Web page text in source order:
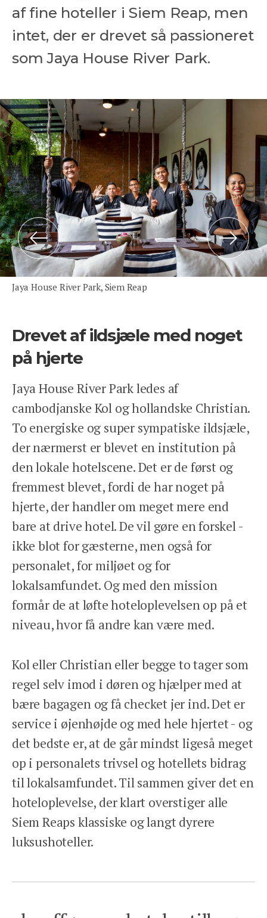
af fine hoteller i Siem Reap, men
intet, der er drevet så passioneret
som Jaya House River Park.
Previous
Jaya House River Park, Siem Reap
Next
Drevet af ildsjæle med noget
på hjerte
Jaya House River Park ledes af
cambodjanske Kol og hollandske Christian.
To energiske og super sympatiske ildsjæle,
der nærmerst er blevet en institution på
den lokale hotelscene. Det er de først og
fremmest blevet, fordi de har noget på
hjerte, der handler om meget mere end
bare at drive hotel. De vil gøre en forskel -
ikke blot for gæsterne, men også for
personalet, for miljøet og for
lokalsamfundet. Og med den mission
formår de at løfte hoteloplevelsen op på et
niveau, hvor få andre kan være med.
Kol eller Christian eller begge to tager som
regel selv imod i døren og hjælper med at
bære bagagen og få checket jer ind. Det er
service i øjenhøjde og med hele hjertet - og
det bedste er, at de går mindst ligeså meget
op i personalets trivsel og hotellets bidrag
til lokalsamfundet. Til sammen giver det en
hoteloplevelse, der klart overstiger alle
Siem Reaps klassiske og langt dyrere
luksushoteller.